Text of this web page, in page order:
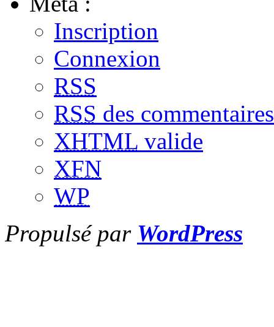
Inscription
Connexion
RSS
RSS des commentaires
XHTML valide
XFN
WP
Propulsé par WordPress